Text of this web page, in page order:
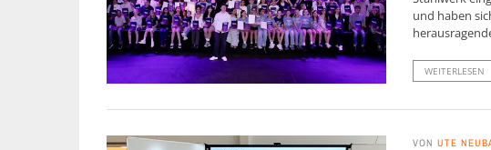
und haben
WEITERLESEN
VON UTE